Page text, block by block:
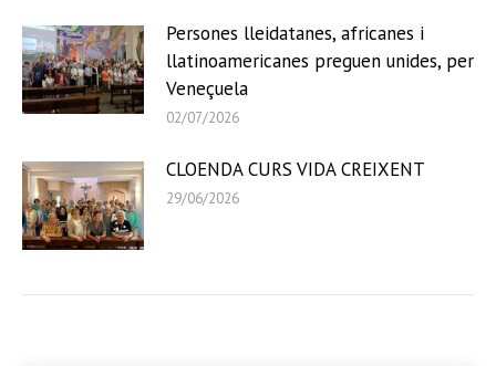
Persones lleidatanes, africanes i
llatinoamericanes preguen unides, per
Veneçuela
02/07/2026
CLOENDA CURS VIDA CREIXENT
29/06/2026